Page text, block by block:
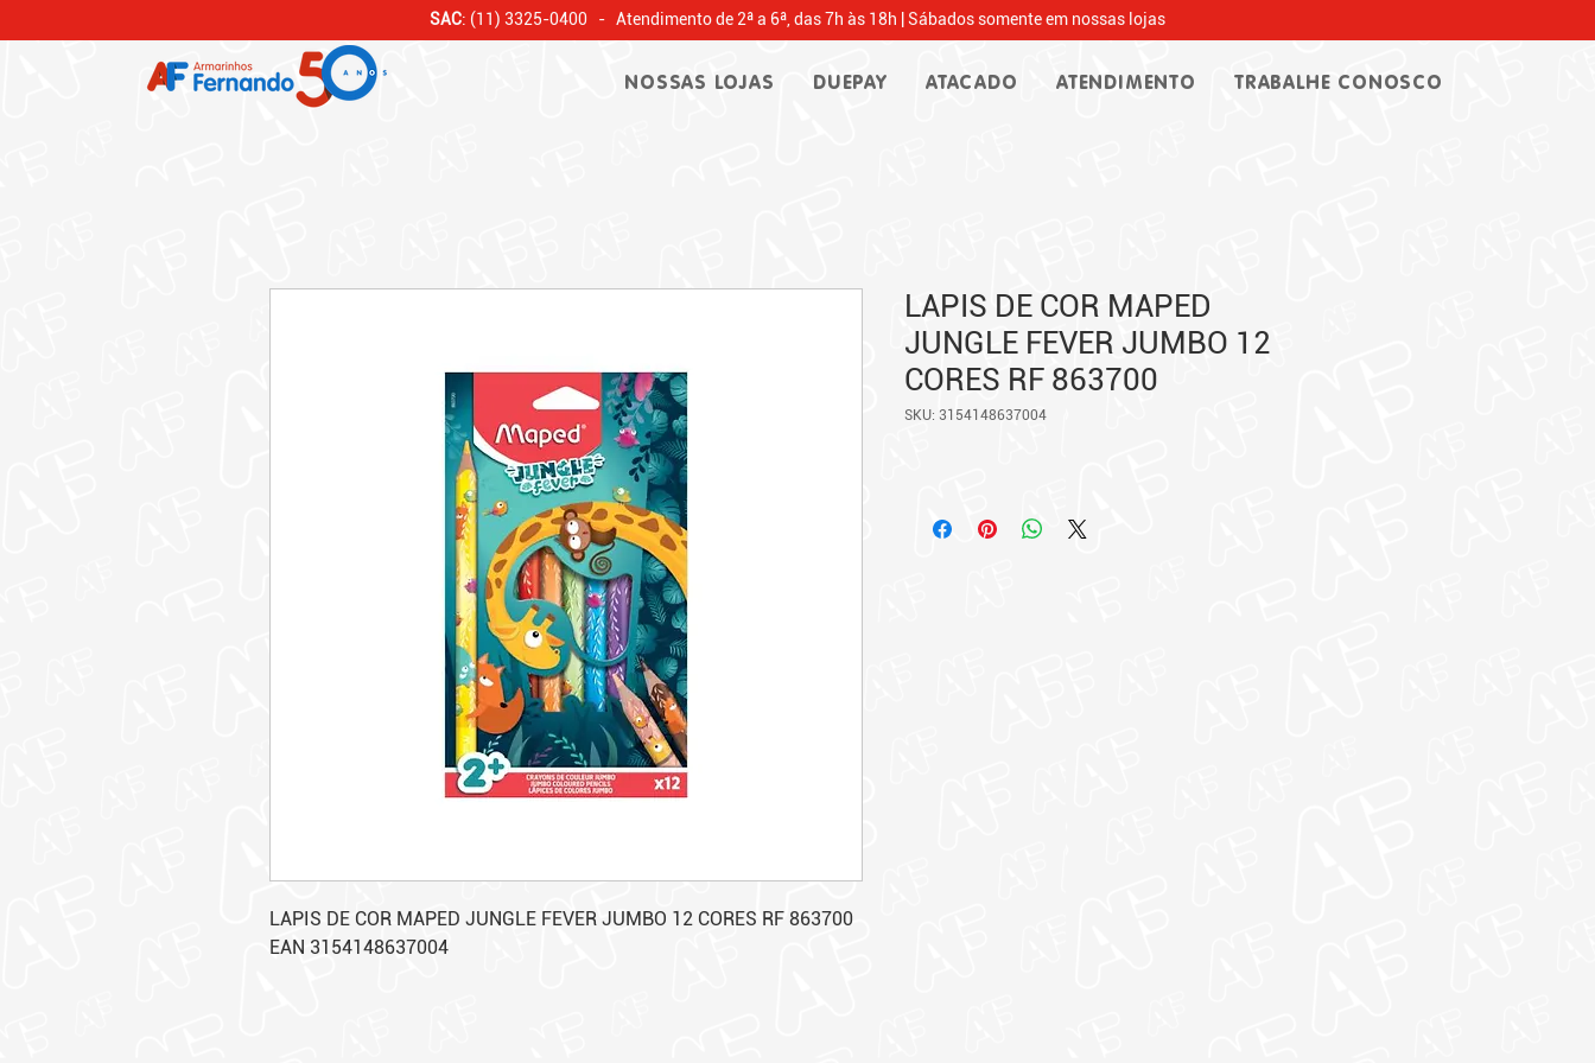
SAC: (11) 3325-0400 - Atendimento de 2ª a 6ª, das 7h às 18h | Sábados somente em nossas lojas
NOSSAS LOJAS DUEPAY ATACADO ATENDIMENTO TRABALHE CONOSCO
LAPIS DE COR MAPED JUNGLE FEVER JUMBO 12 CORES RF 863700
EAN 3154148637004
LAPIS DE COR MAPED
JUNGLE FEVER JUMBO 12
CORES RF 863700
SKU: 3154148637004